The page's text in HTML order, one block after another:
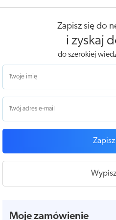
Zapisz się do
i zyskaj
do szerokiej
Moje zamówienie